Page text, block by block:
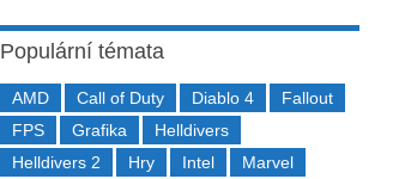
Populární témata
AMD Call of Duty Diablo 4
Fallout
FPS
Grafika
Helldivers
Helldivers 2
Hry Intel
Marvel